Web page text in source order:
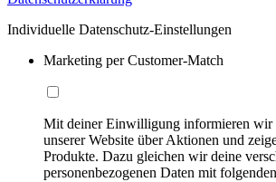
Individuelle Datenschutz-Einstellungen
Marketing per Customer-Match
Mit deiner Einwilligung informieren wir
unserer Website über Aktionen und
Produkte. Dazu gleichen wir deine
personenbezogenen Daten mit